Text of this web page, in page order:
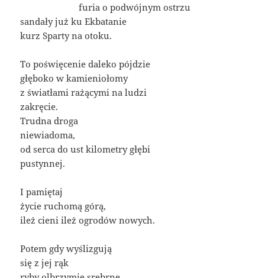
furia o podwójnym ostrzu
sandały już ku Ekbatanie
kurz Sparty na otoku.
To poświęcenie daleko pójdzie
głęboko w kamieniołomy
z światłami rażącymi na ludzi
zakręcie.
Trudna droga
niewiadoma,
od serca do ust kilometry głębi
pustynnej.
I pamiętaj
życie ruchomą górą,
ileż cieni ileż ogrodów nowych.
Potem gdy wyślizgują
się z jej rąk